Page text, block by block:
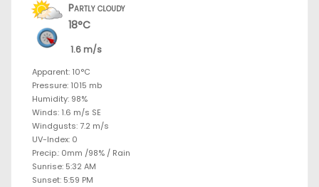
Partly cloudy
18°C
1.6 m/s
Apparent: 10°C
Pressure: 1015 mb
Humidity: 98%
Winds: 1.6 m/s SE
Windgusts: 7.2 m/s
UV-Index: 0
Precip.: 0mm /98% / Rain
Sunrise: 5:32 AM
Sunset: 5:59 PM